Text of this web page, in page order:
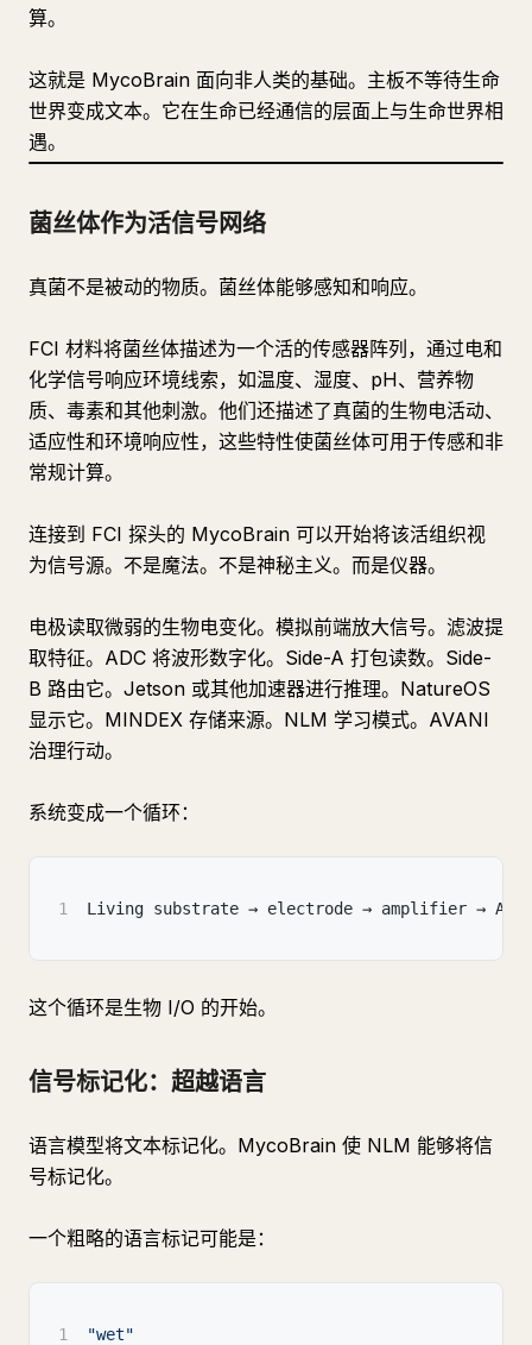
算。
这就是 MycoBrain 面向非人类的基础。主板不等待生命
世界变成文本。它在生命已经通信的层面上与生命世界相
遇。
菌丝体作为活信号网络
真菌不是被动的物质。菌丝体能够感知和响应。
FCI 材料将菌丝体描述为一个活的传感器阵列，通过电和
化学信号响应环境线索，如温度、湿度、pH、营养物
质、毒素和其他刺激。他们还描述了真菌的生物电活动、
适应性和环境响应性，这些特性使菌丝体可用于传感和非
常规计算。
连接到 FCI 探头的 MycoBrain 可以开始将该活组织视
为信号源。不是魔法。不是神秘主义。而是仪器。
电极读取微弱的生物电变化。模拟前端放大信号。滤波提
取特征。ADC 将波形数字化。Side-A 打包读数。Side-
B 路由它。Jetson 或其他加速器进行推理。NatureOS
显示它。MINDEX 存储来源。NLM 学习模式。AVANI
治理行动。
系统变成一个循环：
1 Living substrate → electrode → amplifier → ADC
这个循环是生物 I/O 的开始。
信号标记化：超越语言
语言模型将文本标记化。MycoBrain 使 NLM 能够将信
号标记化。
一个粗略的语言标记可能是：
1 "wet"